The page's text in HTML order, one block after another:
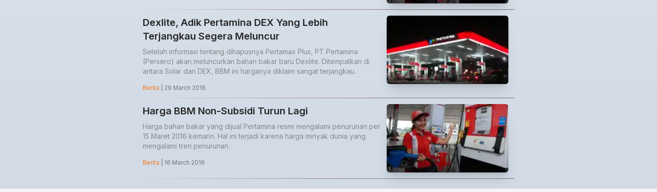
Dexlite, Adik Pertamina DEX Yang Lebih
Terjangkau Segera Meluncur
Setelah informasi tentang dihapusnya Pertamax Plus, PT Pertamina
(Persero) akan meluncurkan bahan bakar baru Dexlite. Ditempatkan di
antara Solar dan DEX, BBM ini harganya diklaim sangat terjangkau.
Berita | 29 March 2016
Harga BBM Non-Subsidi Turun Lagi
Harga bahan bakar yang dijual Pertamina resmi mengalami penurunan per
15 Maret 2016 kemarin. Hal ini terjadi karena harga minyak dunia yang
mengalami tren penurunan.
Berita | 16 March 2016